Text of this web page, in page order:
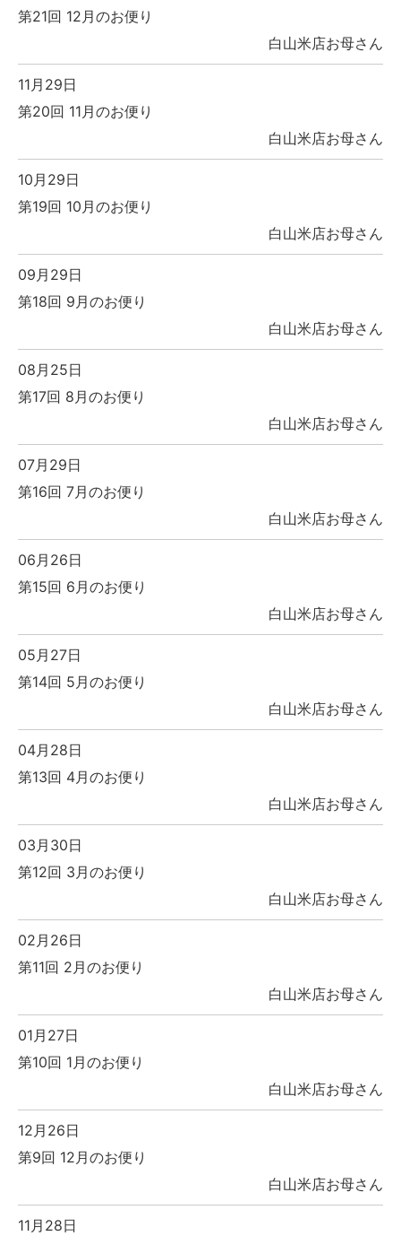
第21回 12月のお便り
白山米店お母さん
11月29日
第20回 11月のお便り
白山米店お母さん
10月29日
第19回 10月のお便り
白山米店お母さん
09月29日
第18回 9月のお便り
白山米店お母さん
08月25日
第17回 8月のお便り
白山米店お母さん
07月29日
第16回 7月のお便り
白山米店お母さん
06月26日
第15回 6月のお便り
白山米店お母さん
05月27日
第14回 5月のお便り
白山米店お母さん
04月28日
第13回 4月のお便り
白山米店お母さん
03月30日
第12回 3月のお便り
白山米店お母さん
02月26日
第11回 2月のお便り
白山米店お母さん
01月27日
第10回 1月のお便り
白山米店お母さん
12月26日
第9回 12月のお便り
白山米店お母さん
11月28日